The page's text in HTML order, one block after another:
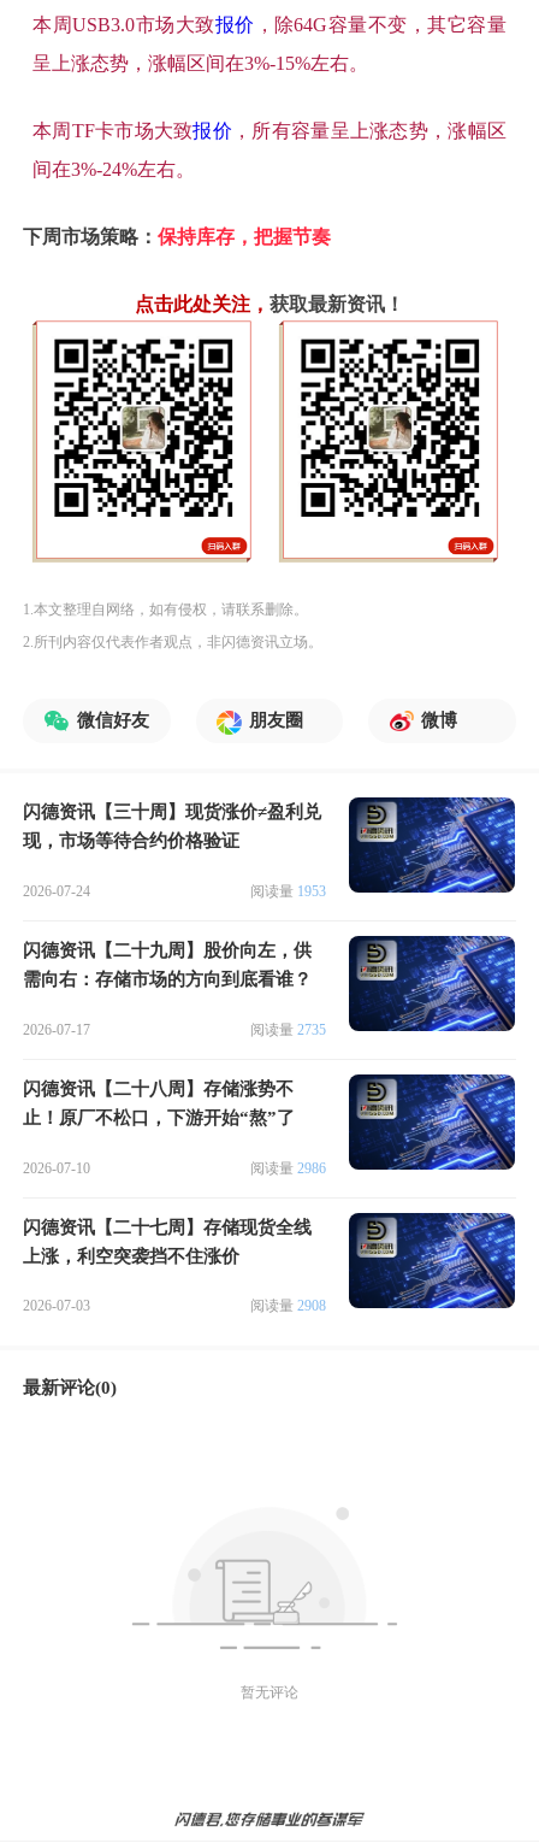
本周USB3.0市场大致报价 ，除64G容量不变，其它容量
呈上涨态势，涨幅区间在3%-15%左右。
本周TF卡市场大致报价 ，所有容量呈上涨态势，涨幅区
间在3%-24%左右。
下周市场策略：保持库存，把握节奏
点击此处关注， 获取最新资讯！
1.本文整理自网络，如有侵权，请联系删除。
2.所刊内容仅代表作者观点，非闪德资讯立场。
微信好友 朋友圈 微博
闪德资讯【三十周】现货涨价≠盈利兑
现，市场等待合约价格验证
2026-07-24 阅读量 1953
闪德资讯【二十九周】股价向左，供
需向右：存储市场的方向到底看谁？
2026-07-17 阅读量 2735
闪德资讯【二十八周】存储涨势不
止！原厂不松口，下游开始“熬”了
2026-07-10 阅读量 2986
闪德资讯【二十七周】存储现货全线
上涨，利空突袭挡不住涨价
2026-07-03 阅读量 2908
最新评论(0)
暂无评论